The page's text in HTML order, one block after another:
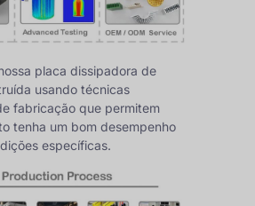
placa dissipadora de
usando técnicas
fabricação que permitem
tenha um bom desempenho
específicas.